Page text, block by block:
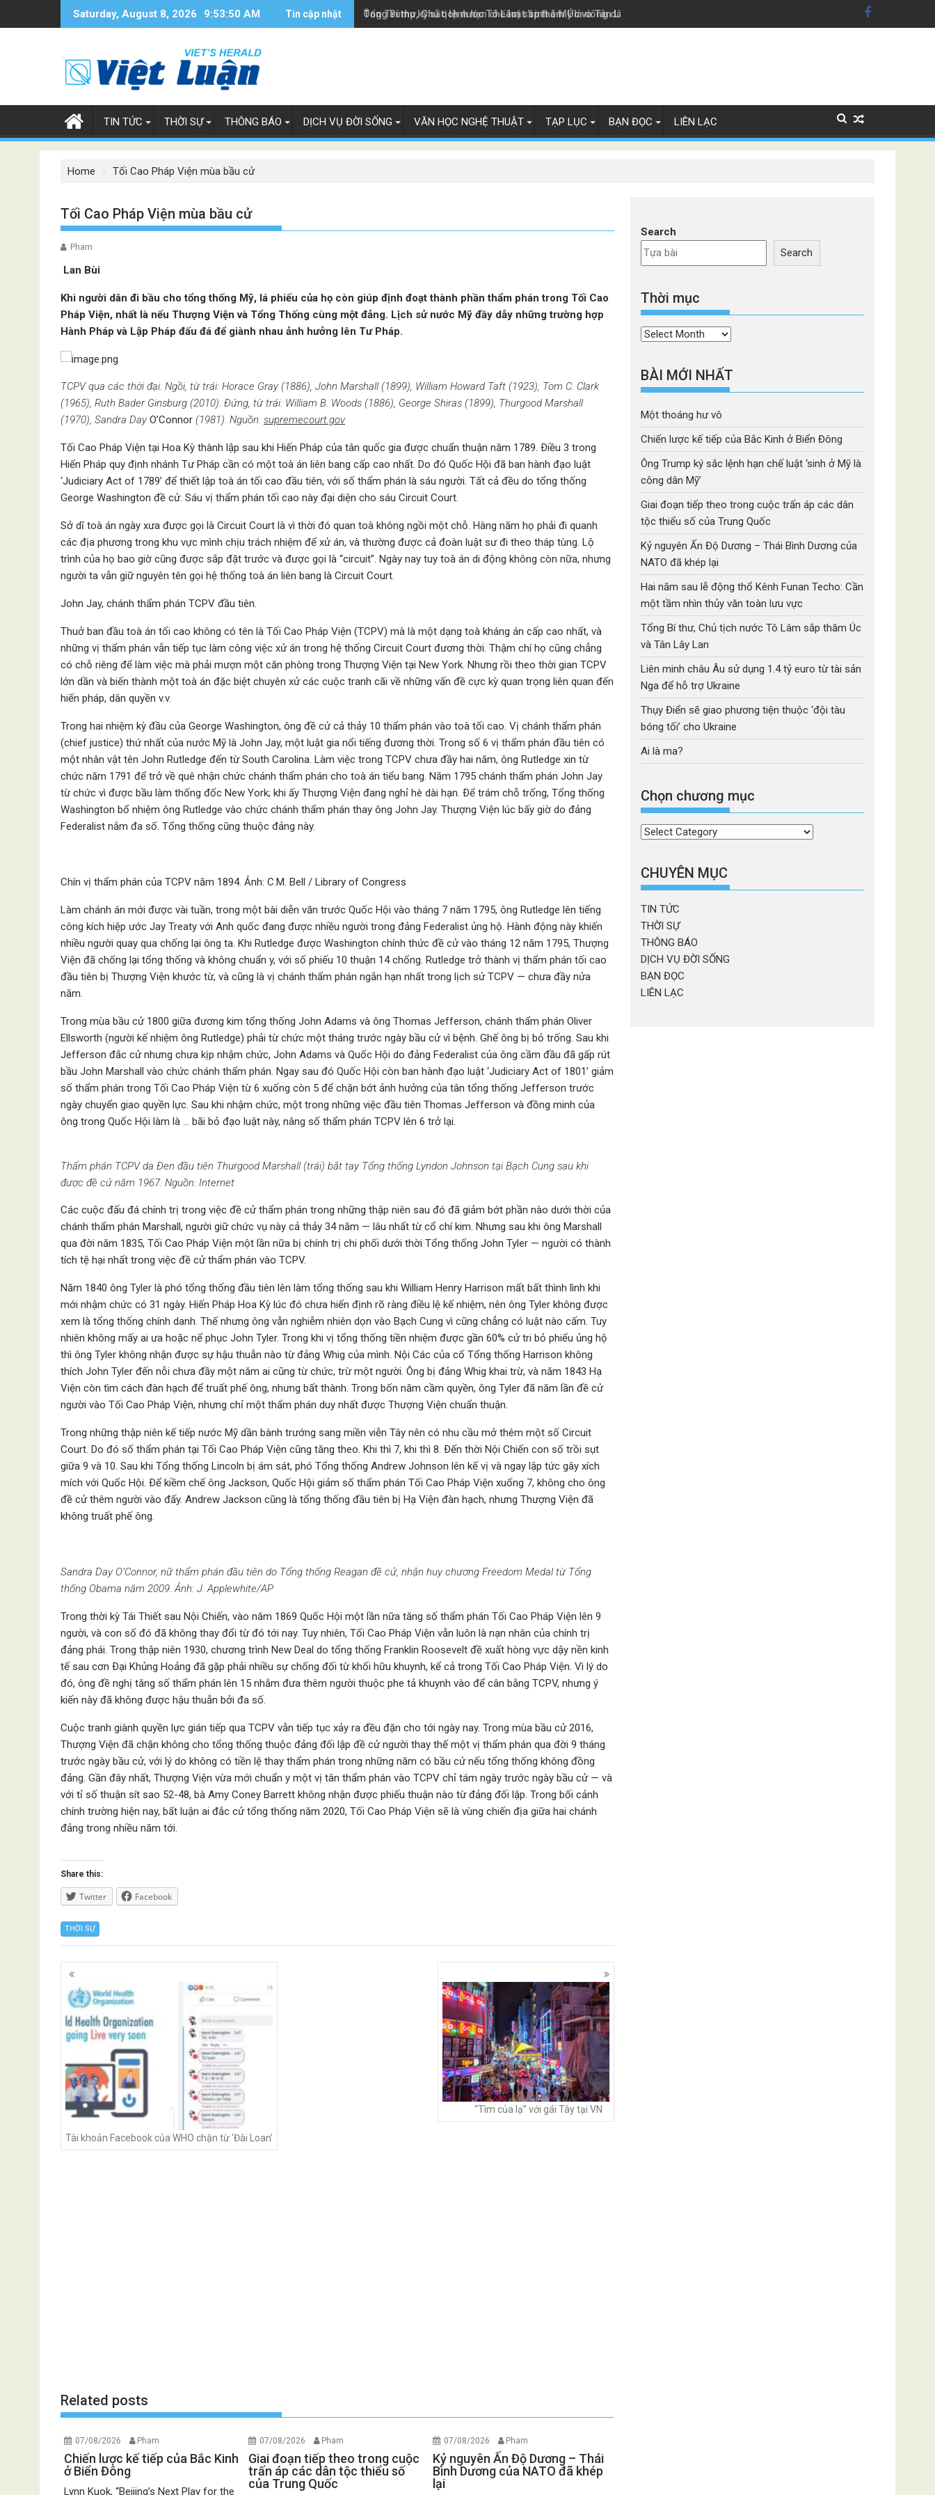
Saturday, August 8, 2026 9:53:51 AM Tin cập nhật Ông Trump ký sắc lệnh hạn chế luật 'sinh ở Mỹ là công dân Mỹ'
Tổng Bí thư, Chủ tịch nước Tô Lâm sắp thăm Úc và Tân Lây Lan
TIN TỨC THỜI SỰ THÔNG BÁO DỊCH VỤ ĐỜI SỐNG VĂN HỌC NGHỆ THUẬT TẠP LỤC BẠN ĐỌC LIÊN LẠC
Home Tối Cao Pháp Viện mùa bầu cử
Tối Cao Pháp Viện mùa bầu cử
Pham
Lan Bùi
Khi người dân đi bầu cho tổng thống Mỹ, lá phiếu của họ còn giúp định đoạt thành phần thẩm phán trong Tối Cao
Pháp Viện, nhất là nếu Thượng Viện và Tổng Thống cùng một đảng. Lịch sử nước Mỹ đầy dẫy những trường hợp
Hành Pháp và Lập Pháp đấu đá để giành nhau ảnh hưởng lên Tư Pháp.
TCPV qua các thời đại. Ngồi, từ trái: Horace Gray (1886), John Marshall (1899), William Howard Taft (1923), Tom C. Clark
(1965), Ruth Bader Ginsburg (2010). Đứng, từ trái: William B. Woods (1886), George Shiras (1899), Thurgood Marshall
(1970), Sandra Day O’Connor (1981). Nguồn: supremecourt.gov
Tối Cao Pháp Viện tại Hoa Kỳ thành lập sau khi Hiến Pháp của tân quốc gia được chuẩn thuận năm 1789. Ðiều 3 trong
Hiến Pháp quy định nhánh Tư Pháp cần có một toà án liên bang cấp cao nhất. Do đó Quốc Hội đã ban hành đạo luật
‘Judiciary Act of 1789’ để thiết lập toà án tối cao đầu tiên, với số thẩm phán là sáu người. Tất cả đều do tổng thống
George Washington đề cử. Sáu vị thẩm phán tối cao này đại diện cho sáu Circuit Court.
Sở dĩ toà án ngày xưa được gọi là Circuit Court là vì thời đó quan toà không ngồi một chỗ. Hàng năm họ phải đi quanh
các địa phương trong khu vực mình chịu trách nhiệm để xử án, và thường được cả đoàn luật sư đi theo tháp tùng. Lộ
trình của họ bao giờ cũng được sắp đặt trước và được gọi là “circuit”. Ngày nay tuy toà án di động không còn nữa, nhưng
người ta vẫn giữ nguyên tên gọi hệ thống toà án liên bang là Circuit Court.
John Jay, chánh thẩm phán TCPV đầu tiên.
Thuở ban đầu toà án tối cao không có tên là Tối Cao Pháp Viện (TCPV) mà là một dạng toà kháng án cấp cao nhất, và
những vị thẩm phán vẫn tiếp tục làm công việc xử án trong hệ thống Circuit Court đương thời. Thậm chí họ cũng chẳng
có chỗ riêng để làm việc mà phải mượn một căn phòng trong Thượng Viện tại New York. Nhưng rồi theo thời gian TCPV
lớn dần và biến thành một toà án đặc biệt chuyên xử các cuộc tranh cãi về những vấn đề cực kỳ quan trọng liên quan đến
hiến pháp, dân quyền v.v.
Trong hai nhiệm kỳ đầu của George Washington, ông đề cử cả thảy 10 thẩm phán vào toà tối cao. Vị chánh thẩm phán
(chief justice) thứ nhất của nước Mỹ là John Jay, một luật gia nổi tiếng đương thời. Trong số 6 vị thẩm phán đầu tiên có
một nhân vật tên John Rutledge đến từ South Carolina. Làm việc trong TCPV chưa đầy hai năm, ông Rutledge xin từ
chức năm 1791 để trở về quê nhận chức chánh thẩm phán cho toà án tiểu bang. Năm 1795 chánh thẩm phán John Jay
từ chức vì được bầu làm thống đốc New York; khi ấy Thượng Viện đang nghỉ hè dài hạn. Ðể trám chỗ trống, Tổng thống
Washington bổ nhiệm ông Rutledge vào chức chánh thẩm phán thay ông John Jay. Thượng Viện lúc bấy giờ do đảng
Federalist nắm đa số. Tổng thống cũng thuộc đảng này.
Chín vị thẩm phán của TCPV năm 1894. Ảnh: C.M. Bell / Library of Congress
Làm chánh án mới được vài tuần, trong một bài diễn văn trước Quốc Hội vào tháng 7 năm 1795, ông Rutledge lên tiếng
công kích hiệp ước Jay Treaty với Anh quốc đang được nhiều người trong đảng Federalist ủng hộ. Hành động này khiến
nhiều người quay qua chống lại ông ta. Khi Rutledge được Washington chính thức đề cử vào tháng 12 năm 1795, Thượng
Viện đã chống lại tổng thống và không chuẩn y, với số phiếu 10 thuận 14 chống. Rutledge trở thành vị thẩm phán tối cao
đầu tiên bị Thượng Viện khước từ, và cũng là vị chánh thẩm phán ngắn hạn nhất trong lịch sử TCPV — chưa đầy nửa
năm.
Trong mùa bầu cử 1800 giữa đương kim tổng thống John Adams và ông Thomas Jefferson, chánh thẩm phán Oliver
Ellsworth (người kế nhiệm ông Rutledge) phải từ chức một tháng trước ngày bầu cử vì bệnh. Ghế ông bị bỏ trống. Sau khi
Jefferson đắc cử nhưng chưa kịp nhậm chức, John Adams và Quốc Hội do đảng Federalist của ông cầm đầu đã gấp rút
bầu John Marshall vào chức chánh thẩm phán. Ngay sau đó Quốc Hội còn ban hành đạo luật ‘Judiciary Act of 1801’ giảm
số thẩm phán trong Tối Cao Pháp Viện từ 6 xuống còn 5 để chặn bớt ảnh hưởng của tân tổng thống Jefferson trước
ngày chuyển giao quyền lực. Sau khi nhậm chức, một trong những việc đầu tiên Thomas Jefferson và đồng minh của
ông trong Quốc Hội làm là … bãi bỏ đạo luật này, nâng số thẩm phán TCPV lên 6 trở lại.
Thẩm phán TCPV da Đen đầu tiên Thurgood Marshall (trái) bắt tay Tổng thống Lyndon Johnson tại Bạch Cung sau khi
được đề cử năm 1967. Nguồn: Internet
Các cuộc đấu đá chính trị trong việc đề cử thẩm phán trong những thập niên sau đó đã giảm bớt phần nào dưới thời của
chánh thẩm phán Marshall, người giữ chức vụ này cả thảy 34 năm — lâu nhất từ cổ chí kim. Nhưng sau khi ông Marshall
qua đời năm 1835, Tối Cao Pháp Viện một lần nữa bị chính trị chi phối dưới thời Tổng thống John Tyler — người có thành
tích tệ hại nhất trong việc đề cử thẩm phán vào TCPV.
Năm 1840 ông Tyler là phó tổng thống đầu tiên lên làm tổng thống sau khi William Henry Harrison mất bất thình lình khi
mới nhậm chức có 31 ngày. Hiến Pháp Hoa Kỳ lúc đó chưa hiến định rõ ràng điều lệ kế nhiệm, nên ông Tyler không được
xem là tổng thống chính danh. Thế nhưng ông vẫn nghiễm nhiên dọn vào Bạch Cung vì cũng chẳng có luật nào cấm. Tuy
nhiên không mấy ai ưa hoặc nể phục John Tyler. Trong khi vị tổng thống tiền nhiệm được gần 60% cử tri bỏ phiếu ủng hộ
thì ông Tyler không nhận được sự hậu thuẫn nào từ đảng Whig của mình. Nội Các của cố Tổng thống Harrison không
thích John Tyler đến nỗi chưa đầy một năm ai cũng từ chức, trừ một người. Ông bị đảng Whig khai trừ, và năm 1843 Hạ
Viện còn tìm cách đàn hạch để truất phế ông, nhưng bất thành. Trong bốn năm cầm quyền, ông Tyler đã năm lần đề cử
người vào Tối Cao Pháp Viện, nhưng chỉ một thẩm phán duy nhất được Thượng Viện chuẩn thuận.
Trong những thập niên kế tiếp nước Mỹ dần bành trướng sang miền viễn Tây nên có nhu cầu mở thêm một số Circuit
Court. Do đó số thẩm phán tại Tối Cao Pháp Viện cũng tăng theo. Khi thì 7, khi thì 8. Ðến thời Nội Chiến con số trồi sụt
giữa 9 và 10. Sau khi Tổng thống Lincoln bị ám sát, phó Tổng thống Andrew Johnson lên kế vị và ngay lập tức gây xích
mích với Quốc Hội. Ðể kiềm chế ông Jackson, Quốc Hội giảm số thẩm phán Tối Cao Pháp Viện xuống 7, không cho ông
đề cử thêm người vào đấy. Andrew Jackson cũng là tổng thống đầu tiên bị Hạ Viện đàn hạch, nhưng Thượng Viện đã
không truất phế ông.
Sandra Day O’Connor, nữ thẩm phán đầu tiên do Tổng thống Reagan đề cử, nhận huy chương Freedom Medal từ Tổng
thống Obama năm 2009. Ảnh: J. Applewhite/AP
Trong thời kỳ Tái Thiết sau Nội Chiến, vào năm 1869 Quốc Hội một lần nữa tăng số thẩm phán Tối Cao Pháp Viện lên 9
người, và con số đó đã không thay đổi từ đó tới nay. Tuy nhiên, Tối Cao Pháp Viện vẫn luôn là nạn nhân của chính trị
đảng phái. Trong thập niên 1930, chương trình New Deal do tổng thống Franklin Roosevelt đề xuất hòng vực dậy nền kinh
tế sau cơn Ðại Khủng Hoảng đã gặp phải nhiều sự chống đối từ khối hữu khuynh, kể cả trong Tối Cao Pháp Viện. Vì lý do
đó, ông đề nghị tăng số thẩm phán lên 15 nhằm đưa thêm người thuộc phe tả khuynh vào để cân bằng TCPV, nhưng ý
kiến này đã không được hậu thuẫn bởi đa số.
Cuộc tranh giành quyền lực gián tiếp qua TCPV vẫn tiếp tục xảy ra đều đặn cho tới ngày nay. Trong mùa bầu cử 2016,
Thượng Viện đã chặn không cho tổng thống thuộc đảng đối lập đề cử người thay thế một vị thẩm phán qua đời 9 tháng
trước ngày bầu cử, với lý do không có tiền lệ thay thẩm phán trong những năm có bầu cử nếu tổng thống không đồng
đảng. Gần đây nhất, Thượng Viện vừa mới chuẩn y một vị tân thẩm phán vào TCPV chỉ tám ngày trước ngày bầu cử — và
với tỉ số thuận sít sao 52-48, bà Amy Coney Barrett không nhận được phiếu thuận nào từ đảng đối lập. Trong bối cảnh
chính trường hiện nay, bất luận ai đắc cử tổng thống năm 2020, Tối Cao Pháp Viện sẽ là vùng chiến địa giữa hai chánh
đảng trong nhiều năm tới.
Share this:
Twitter Facebook
THỜI SỰ
Posts
navigation
Tài khoản Facebook của WHO chặn từ ‘Đài Loan’
“Tìm của lạ” với gái Tây tại VN
Related posts
07/08/2026 Pham
Chiến lược kế tiếp của Bắc Kinh
ở Biển Đông
Lynn Kuok, “Beijing’s Next Play for the
07/08/2026 Pham
Giai đoạn tiếp theo trong cuộc
trấn áp các dân tộc thiểu số
của Trung Quốc
07/08/2026 Pham
Kỷ nguyên Ấn Độ Dương – Thái
Bình Dương của NATO đã khép
lại
Search
Search
Thời mục
Thời
BÀI MỚI NHẤT
Một thoáng hư vô
Chiến lược kế tiếp của Bắc Kinh ở Biển Đông
Ông Trump ký sắc lệnh hạn chế luật ‘sinh ở Mỹ là
công dân Mỹ’
Giai đoạn tiếp theo trong cuộc trấn áp các dân
tộc thiểu số của Trung Quốc
Kỷ nguyên Ấn Độ Dương – Thái Bình Dương của
NATO đã khép lại
Hai năm sau lễ động thổ Kênh Funan Techo: Cần
một tầm nhìn thủy văn toàn lưu vực
Tổng Bí thư, Chủ tịch nước Tô Lâm sắp thăm Úc
và Tân Lây Lan
Liên minh châu Âu sử dụng 1.4 tỷ euro từ tài sản
Nga để hỗ trợ Ukraine
Thụy Điển sẽ giao phương tiện thuộc ‘đội tàu
bóng tối’ cho Ukraine
Ai là ma?
Chọn chương mục
Chọn
mục
CHUYÊN MỤC
TIN TỨC
THỜI SỰ
THÔNG BÁO
DỊCH VỤ ĐỜI SỐNG
BẠN ĐỌC
LIÊN LẠC